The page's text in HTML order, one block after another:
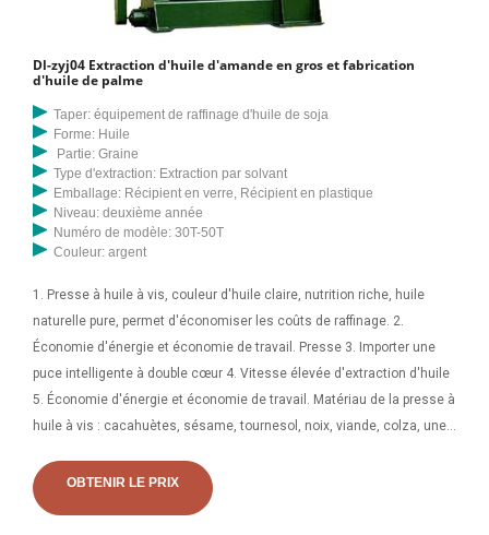
Dl-zyj04 Extraction d'huile d'amande en gros et fabrication
d'huile de palme
Taper: équipement de raffinage d'huile de soja
Forme: Huile
Partie: Graine
Type d'extraction: Extraction par solvant
Emballage: Récipient en verre, Récipient en plastique
Niveau: deuxième année
Numéro de modèle: 30T-50T
Couleur: argent
1. Presse à huile à vis, couleur d'huile claire, nutrition riche, huile
naturelle pure, permet d'économiser les coûts de raffinage. 2.
Économie d'énergie et économie de travail. Presse 3. Importer une
puce intelligente à double cœur 4. Vitesse élevée d'extraction d'huile
5. Économie d'énergie et économie de travail. Matériau de la presse à
huile à vis : cacahuètes, sésame, tournesol, noix, viande, colza, une
huile de tournesol s'offre à vous. Il existe 31 441 fournisseurs qui
vendent des presse à huile de tournesol sur Alibaba, principalement
OBTENIR LE PRIX